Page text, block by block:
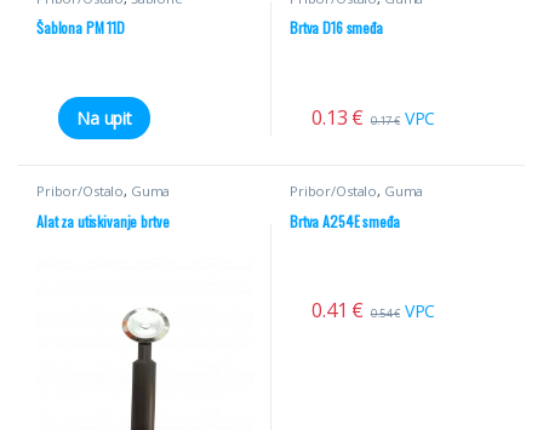
Šablona PM 11D
Na upit
Brtva D16 smeđa
0.13 € 0.17€ VPC
Pribor/Ostalo, Guma
Alat za utiskivanje brtve
Pribor/Ostalo, Guma
Brtva A254E smeđa
0.41 € 0.54€ VPC